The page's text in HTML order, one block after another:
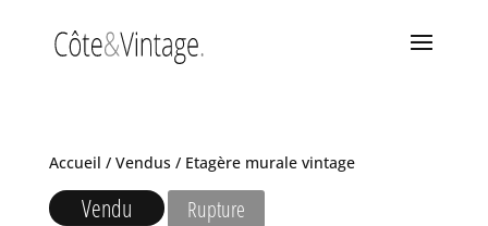
Accueil / Vendus/ Etagère murale vintage
Vendu Rupture